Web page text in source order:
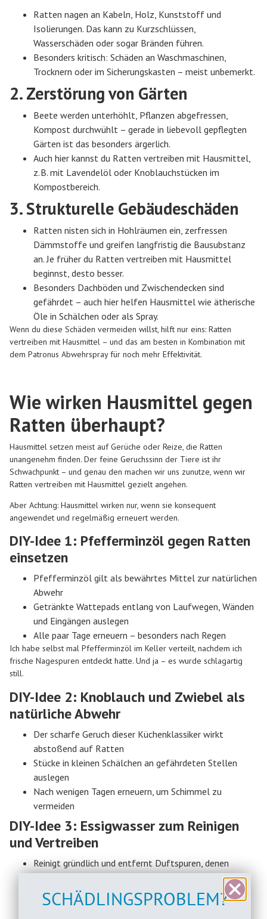
Ratten nagen an Kabeln, Holz, Kunststoff und
Isolierungen. Das kann zu Kurzschlüssen,
Wasserschäden oder sogar Bränden führen.
Besonders kritisch: Schäden an Waschmaschinen,
Trocknern oder im Sicherungskasten – meist unbemerkt.
2. Zerstörung von Gärten
Beete werden unterhöhlt, Pflanzen abgefressen,
Kompost durchwühlt – gerade in liebevoll gepflegten
Gärten ist das besonders ärgerlich.
Auch hier kannst du Ratten vertreiben mit Hausmittel,
z. B. mit Lavendelöl oder Knoblauchstücken im
Kompostbereich.
3. Strukturelle Gebäudeschäden
Ratten nisten sich in Hohlräumen ein, zerfressen
Dämmstoffe und greifen langfristig die Bausubstanz
an. Je früher du Ratten vertreiben mit Hausmittel
beginnst, desto besser.
Besonders Dachböden und Zwischendecken sind
gefährdet – auch hier helfen Hausmittel wie ätherische
Öle in Schälchen oder als Spray.
Wenn du diese Schäden vermeiden willst, hilft nur eins: Ratten
vertreiben mit Hausmittel – und das am besten in Kombination mit
dem Patronus Abwehrspray für noch mehr Effektivität.
Wie wirken Hausmittel gegen
Ratten überhaupt?
Hausmittel setzen meist auf Gerüche oder Reize, die Ratten
unangenehm finden. Der feine Geruchssinn der Tiere ist ihr
Schwachpunkt – und genau den machen wir uns zunutze, wenn wir
Ratten vertreiben mit Hausmittel gezielt angehen.
Aber Achtung: Hausmittel wirken nur, wenn sie konsequent
angewendet und regelmäßig erneuert werden.
DIY-Idee 1: Pfefferminzöl gegen Ratten
einsetzen
Pfefferminzöl gilt als bewährtes Mittel zur natürlichen
Abwehr
Getränkte Wattepads entlang von Laufwegen, Wänden
und Eingängen auslegen
Alle paar Tage erneuern – besonders nach Regen
Ich habe selbst mal Pfefferminzöl im Keller verteilt, nachdem ich
frische Nagespuren entdeckt hatte. Und ja – es wurde schlagartig
still.
DIY-Idee 2: Knoblauch und Zwiebel als
natürliche Abwehr
Der scharfe Geruch dieser Küchenklassiker wirkt
abstoßend auf Ratten
Stücke in kleinen Schälchen an gefährdeten Stellen
auslegen
Nach wenigen Tagen erneuern, um Schimmel zu
vermeiden
DIY-Idee 3: Essigwasser zum Reinigen
und Vertreiben
Reinigt gründlich und entfernt Duftspuren, denen
Ratten folgen
Mischung 1:1 mit Wasser in einer Sprühflasche auf
Laufwege sprühen
SCHÄDLINGSPROBLEM?